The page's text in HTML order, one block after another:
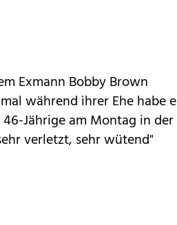
Exmann Bobby Brown
während ihrer Ehe habe
Jährige am Montag in der
verletzt, sehr wütend"